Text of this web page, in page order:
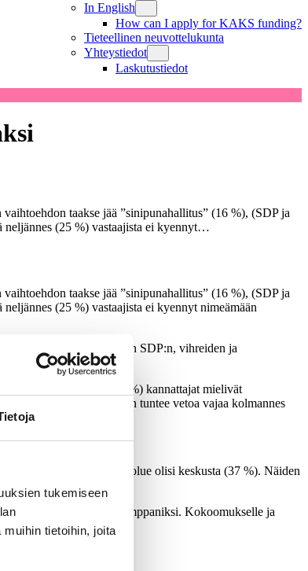
tukemiseen
tietoihin, joita
In English
How can I apply for KAKS funding?
Tieteellinen neuvottelukunta
Yhteystiedot
Laskutustiedot
taakse jää ”sinipunahallitus” (16 %), (SDP ja
(25 %) vastaajista ei kyennyt…
taakse jää ”sinipunahallitus” (16 %), (SDP ja
(25 %) vastaajista ei kyennyt nimeämään
toissijaisia ääniä etenkin SDP:n, vihreiden ja
%) ja kokoomuksen (45 %) kannattajat mielivät
suuntaan tuntee vetoa vajaa kolmannes
suosituin hallituspuolue olisi keskusta (37 %). Näiden
vaihtoehtoja hallituskumppaniksi. Kokoomukselle ja